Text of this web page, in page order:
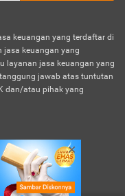
keuangan yang terdaftar di
jasa keuangan yang
layanan jasa keuangan yang
jawab atas tuntutan
dan/atau pihak yang